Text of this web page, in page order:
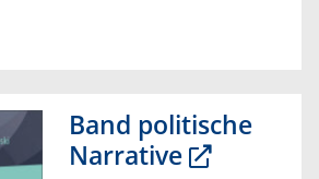
Band politische
Narrative